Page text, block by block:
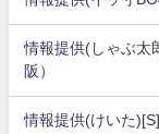
情報提供(しゃぶ
阪）
情報提供(けいた